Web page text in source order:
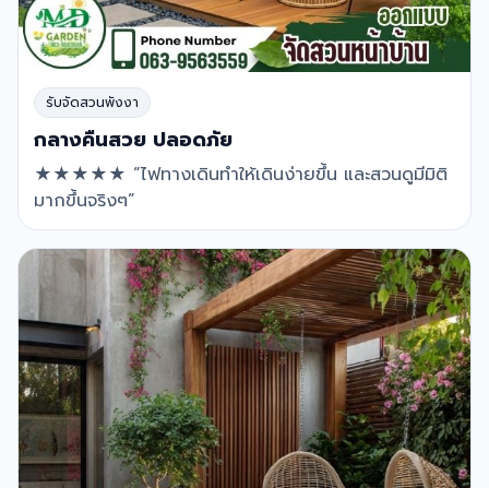
รับจัดสวนพังงา
กลางคืนสวย ปลอดภัย
★★★★★ “ไฟทางเดินทำให้เดินง่ายขึ้น และสวนดูมีมิติ
มากขึ้นจริงๆ”